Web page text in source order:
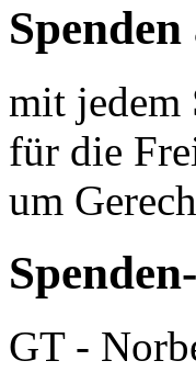
mit jedem
für die
um
GT -